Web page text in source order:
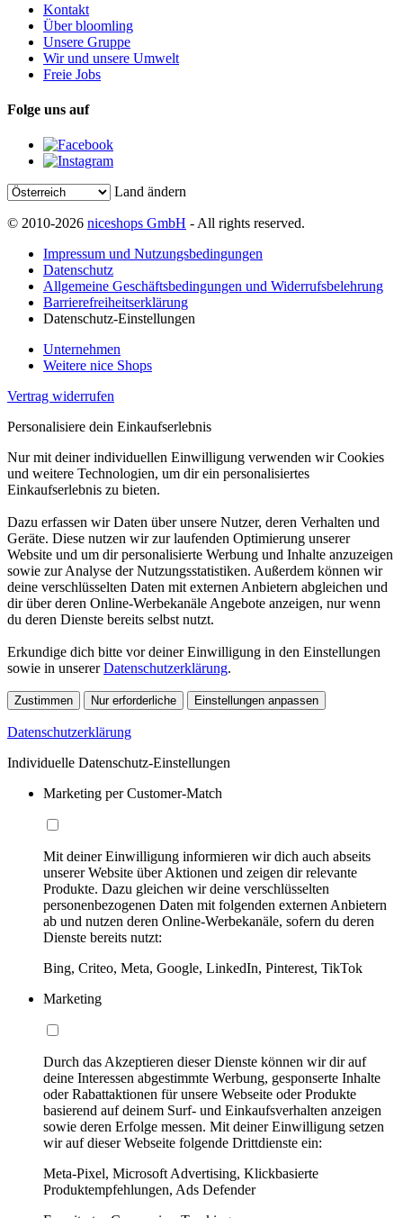
Kontakt
Über bloomling
Unsere Gruppe
Wir und unsere Umwelt
Freie Jobs
Folge uns auf
Land ändern
© 2010-2026 niceshops GmbH - All rights reserved.
Impressum und Nutzungsbedingungen
Datenschutz
Allgemeine Geschäftsbedingungen und Widerrufsbelehrung
Barrierefreiheitserklärung
Datenschutz-Einstellungen
Unternehmen
Weitere nice Shops
Vertrag widerrufen
Personalisiere dein Einkaufserlebnis
Nur mit deiner individuellen Einwilligung verwenden wir Cookies
und weitere Technologien, um dir ein personalisiertes
Einkaufserlebnis zu bieten.
Dazu erfassen wir Daten über unsere Nutzer, deren Verhalten und
Geräte. Diese nutzen wir zur laufenden Optimierung unserer
Website und um dir personalisierte Werbung und Inhalte anzuzeigen
sowie zur Analyse der Nutzungsstatistiken. Außerdem können wir
deine verschlüsselten Daten mit externen Anbietern abgleichen und
dir über deren Online-Werbekanäle Angebote anzeigen, nur wenn
du deren Dienste bereits selbst nutzt.
Erkundige dich bitte vor deiner Einwilligung in den Einstellungen
sowie in unsererDatenschutzerklärung.
Zustimmen Nur erforderliche Einstellungen anpassen
Datenschutzerklärung
Individuelle Datenschutz-Einstellungen
Marketing per Customer-Match
Mit deiner Einwilligung informieren wir dich auch abseits
unserer Website über Aktionen und zeigen dir relevante
Produkte. Dazu gleichen wir deine verschlüsselten
personenbezogenen Daten mit folgenden externen Anbietern
ab und nutzen deren Online-Werbekanäle, sofern du deren
Dienste bereits nutzt:
Bing, Criteo, Meta, Google, LinkedIn, Pinterest, TikTok
Marketing
Durch das Akzeptieren dieser Dienste können wir dir auf
deine Interessen abgestimmte Werbung, gesponserte Inhalte
oder Rabattaktionen für unsere Webseite oder Produkte
basierend auf deinem Surf- und Einkaufsverhalten anzeigen
sowie deren Erfolge messen. Mit deiner Einwilligung setzen
wir auf dieser Webseite folgende Drittdienste ein:
Meta-Pixel, Microsoft Advertising, Klickbasierte
Produktempfehlungen, Ads Defender